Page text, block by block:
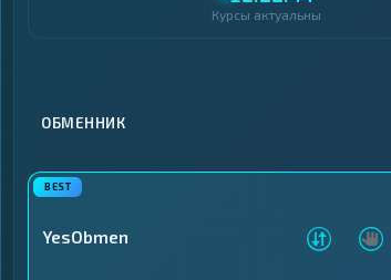
Курсы актуальны
ОБМЕННИК
YesObmen
Интернет-банкинг